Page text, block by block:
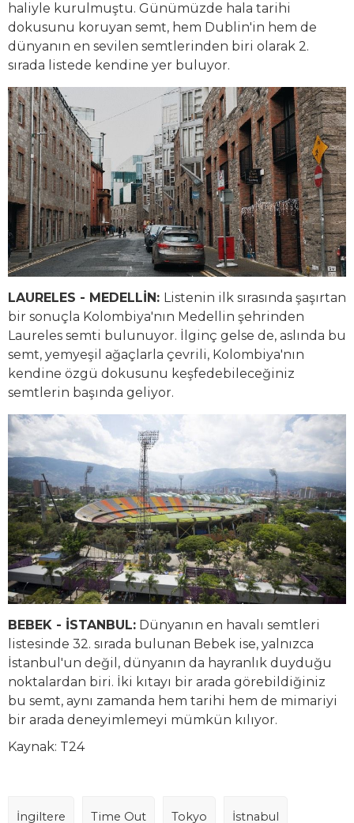
haliyle kurulmuştu. Günümüzde hala tarihi
dokusunu koruyan semt, hem Dublin'in hem de
dünyanın en sevilen semtlerinden biri olarak 2.
sırada listede kendine yer buluyor.
LAURELES - MEDELLİN: Listenin ilk sırasında şaşırtan
bir sonuçla Kolombiya'nın Medellin şehrinden
Laureles semti bulunuyor. İlginç gelse de, aslında bu
semt, yemyeşil ağaçlarla çevrili, Kolombiya'nın
kendine özgü dokusunu keşfedebileceğiniz
semtlerin başında geliyor.
BEBEK - İSTANBUL: Dünyanın en havalı semtleri
listesinde 32. sırada bulunan Bebek ise, yalnızca
İstanbul'un değil, dünyanın da hayranlık duyduğu
noktalardan biri. İki kıtayı bir arada görebildiğiniz
bu semt, aynı zamanda hem tarihi hem de mimariyi
bir arada deneyimlemeyi mümkün kılıyor.
Kaynak: T24
İngiltere Time Out Tokyo İstnabul